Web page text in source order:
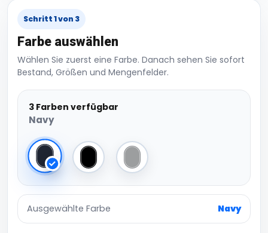
Schritt 1 von 3
Farbe auswählen
Wählen Sie zuerst eine Farbe. Danach sehen Sie sofort
Bestand, Größen und Mengenfelder.
3 Farben verfügbar
Navy
Navy Black Sport Grey (Heather)
Ausgewählte Farbe Navy